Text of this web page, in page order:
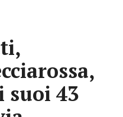
suoi 43